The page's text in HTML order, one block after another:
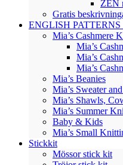
ZEN
Gratis
ENGLISH PATTERNS
Mia’s Cashmere
Mia’s
Mia’s
Mia’s
Mia’s Beanies
Mia’s Sweater
Mia’s Shawls,
Mia’s Summer
Baby & Kids
Mia’s Small
Stickkit
Mössor stick kit